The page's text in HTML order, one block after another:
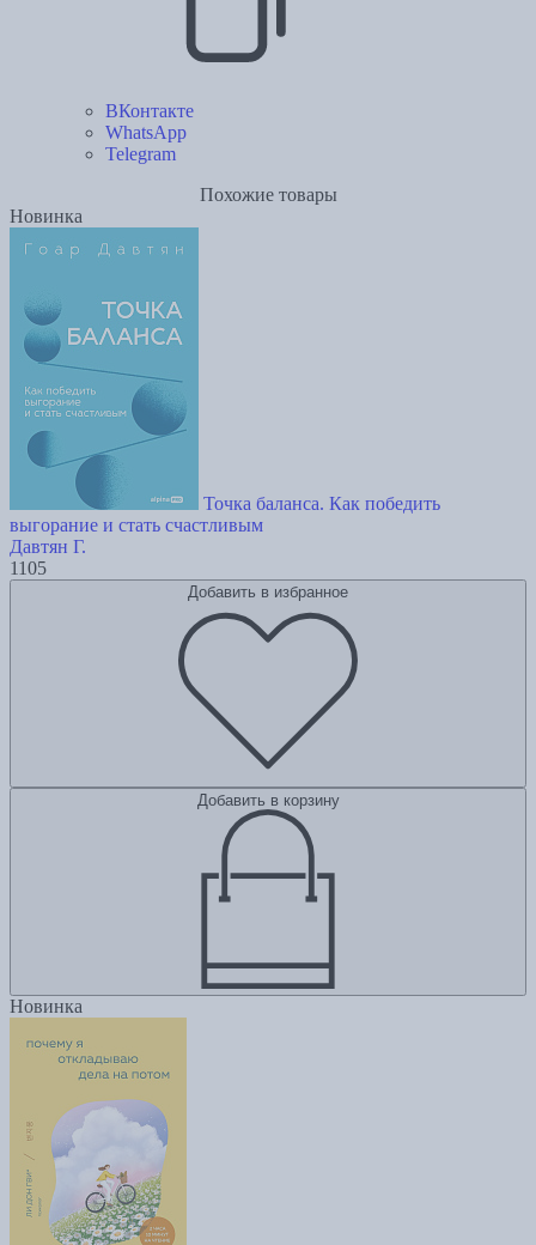
ВКонтакте
WhatsApp
Telegram
Похожие товары
Новинка
Точка баланса. Как победить
выгорание и стать счастливым
Давтян Г.
1105
Добавить в избранное
Добавить в корзину
Новинка